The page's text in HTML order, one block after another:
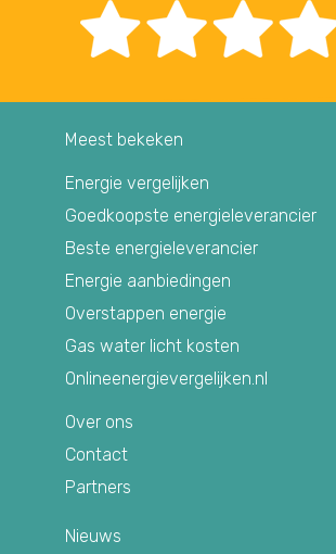
Meest bekeken
Energie vergelijken
Goedkoopste energieleverancier
Beste energieleverancier
Energie aanbiedingen
Overstappen energie
Gas water licht kosten
Onlineenergievergelijken.nl
Over ons
Contact
Partners
Nieuws